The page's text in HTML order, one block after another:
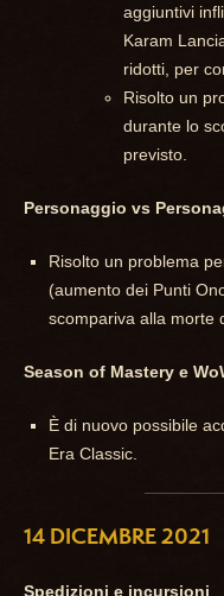
aggiuntivi
Karam
ridotti, per
Risolto un
durante lo
previsto.
Personaggio vs
Risolto un problema
(aumento dei Punti
scompariva alla morte
Season of Mastery e
È di nuovo possibile
Era Classic.
14 DICEMBRE 2021
Spedizioni e incursioni